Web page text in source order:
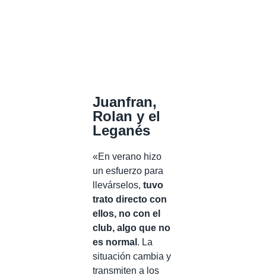
Juanfran,
Rolan y el
Leganés
«En verano hizo
un esfuerzo para
llevárselos, tuvo
trato directo con
ellos, no con el
club, algo que no
es normal . La
situación cambia y
transmiten a los